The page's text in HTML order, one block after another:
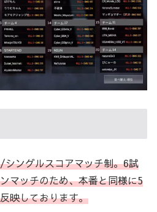
ングルスコアマッチ制。6試
マッチのため、本番と同様に5
映しております。